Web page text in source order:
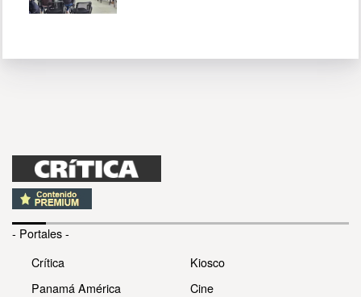
- Portales -
Crítica
Panamá América
Kiosco
Cine